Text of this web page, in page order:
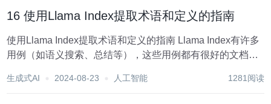
16 使用Llama Index提取术语和定义的指南
使用Llama Index提取术语和定义的指南 Llama Index有许多
用例（如语义搜索、总结等），这些用例都有很好的文档记
特定的用例！ 在本教程中，我们将介绍使用Llama Ind...
生成式AI 2024-08-23 人工智能 1281阅读